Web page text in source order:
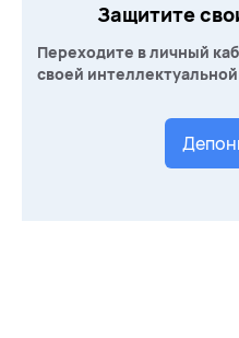
Защитите
Переходите в личный
своей